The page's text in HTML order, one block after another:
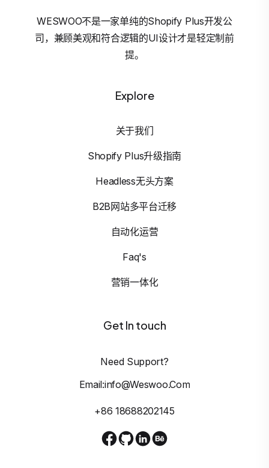
WESWOO不是一家单纯的Shopify Plus开发公
司，兼顾美观和符合逻辑的UI设计才是轻定制前
提。
Explore
关于我们
Shopify Plus升级指南
Headless无头方案
B2B网站多平台迁移
自动化运营
Faq's
营销一体化
Get In touch
Need Support?
Email:info@weswoo.com
+86 18688202145